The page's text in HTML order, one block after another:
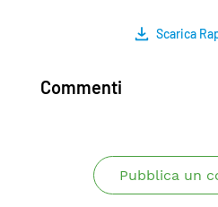
Scarica
Commenti
Pubblica un